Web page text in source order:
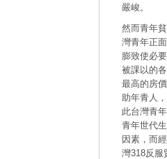
嚴峻。
然而青年
灣青年正
膨致使必
被課以的
最高的房
助年青人
此台灣青
青年世代
因素，而
灣318反服